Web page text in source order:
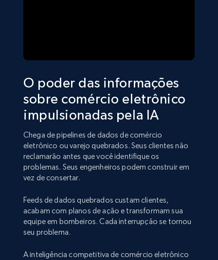
O poder das informações
sobre comércio eletrônico
impulsionadas pela IA
Chega de pipelines de dados de comércio
eletrônico ou varejo quebrados. Seus clientes não
reclamarão antes que você identifique os
problemas. Seus engenheiros podem construir em
vez de consertar.
Feeds de dados quebrados custam clientes,
acabam com planos de ação e transformam sua
equipe em bombeiros. Cada interrupção se tornou
seu problema.
A inteligência competitiva de comércio eletrônico